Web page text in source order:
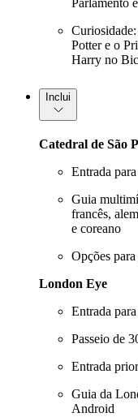
Parlamento
Potter e o
Harry no
Inclui
Catedral de São
Entrada
Guia
francês,
e coreano
Opções
London Eye
Entrada
Passeio de
Entrada
Guia da
Android